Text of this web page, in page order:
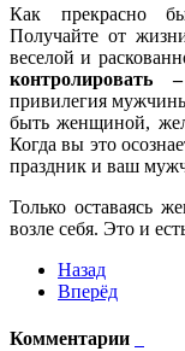
Как прекрасно
Получайте от
веселой и
контролировать
привилегия
быть женщиной,
Когда вы это
праздник и ваш
Только оставаясь
возле себя. Это и
Назад
Вперёд
Комментарии